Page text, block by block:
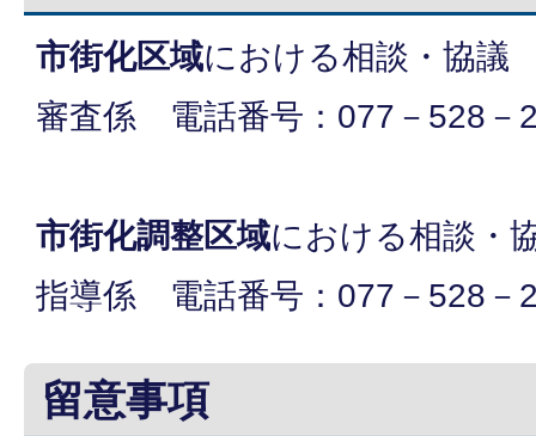
市街化区域における相談・協議
審査係 電話番号：077－528－
市街化調整区域における相談・
指導係 電話番号：077－528－
留意事項